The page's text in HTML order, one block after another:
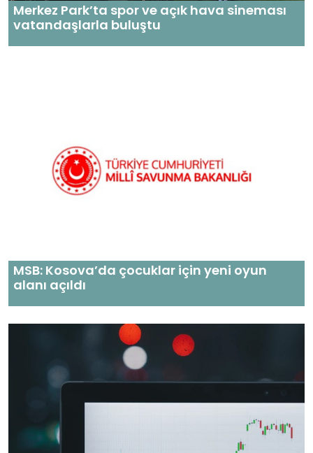
Merkez Park’ta spor ve açık hava sineması
vatandaşlarla buluştu
MSB: Kosova’da çocuklar için yeni oyun
alanı açıldı